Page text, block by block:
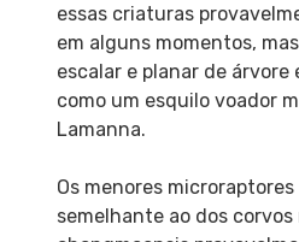
essas criaturas
em alguns momentos,
escalar e planar de árvore
como um esquilo voador
Lamanna.
Os menores
semelhante ao dos